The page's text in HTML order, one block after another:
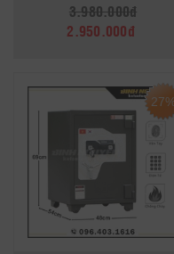
3.980.000đ
2.950.000đ